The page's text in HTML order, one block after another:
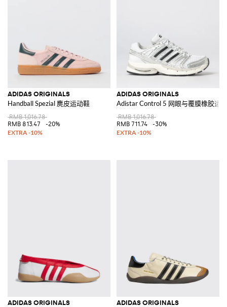
ADIDAS ORIGINALS
Handball Spezial 麂皮运动鞋
RMB 1,016.78
RMB 813.47
-20%
ADIDAS ORIGINALS
Adistar Control 5 网眼与覆膜橡胶运
RMB 1,016.78
RMB 711.74
-30%
ADIDAS ORIGINALS ADIDAS ORIGINALS